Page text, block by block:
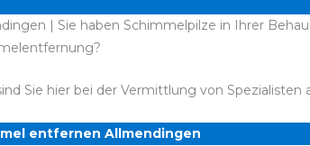
| Sie haben Schimmelpilze in Ihrer
Sie hier bei der Vermittlung von Spezialisten
entfernen Allmendingen